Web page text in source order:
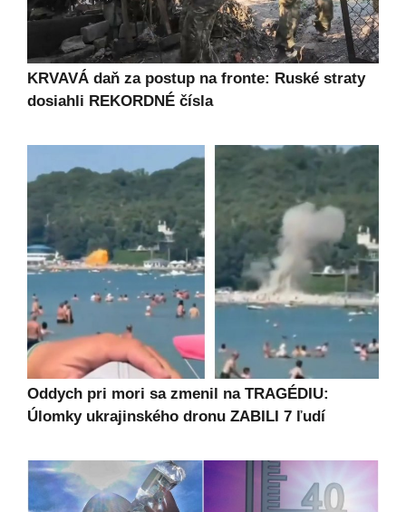
KRVAVÁ daň za postup na fronte: Ruské straty
dosiahli REKORDNÉ čísla
Oddych pri mori sa zmenil na TRAGÉDIU:
Úlomky ukrajinského dronu ZABILI 7 ľudí